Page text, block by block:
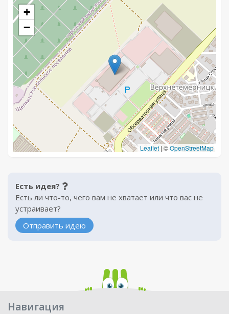
+
−
Leaflet | ©OpenStreetMap
Есть идея?
Есть ли что-то, чего вам не хватает или что вас не
устраивает?
Отправить идею
Навигация